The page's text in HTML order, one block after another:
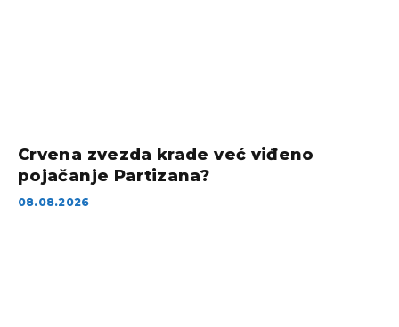
Crvena zvezda krade već viđeno
pojačanje Partizana?
08.08.2026